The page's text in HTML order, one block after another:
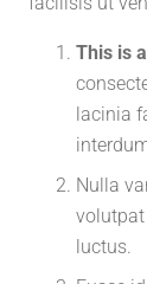
This is
lacinia
Nulla
volutpat
luctus.